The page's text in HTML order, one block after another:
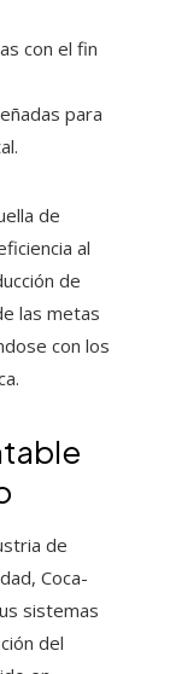
con el fin
para
de
al
de
las metas
con los
de
Coca-
sistemas
del